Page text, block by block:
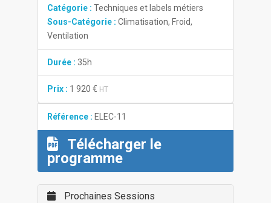
Catégorie : Techniques et labels métiers
Sous-Catégorie : Climatisation, Froid,
Ventilation
Durée : 35h
Prix : 1 920 € HT
Référence : ELEC-11
Télécharger le
programme
Prochaines Sessions